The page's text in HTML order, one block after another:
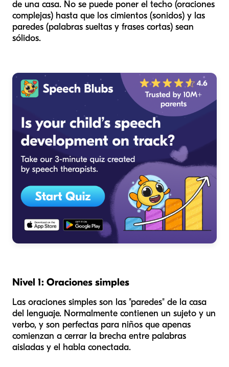
de una casa. No se puede poner el techo (oraciones
complejas) hasta que los cimientos (sonidos) y las
paredes (palabras sueltas y frases cortas) sean
sólidos.
Nivel 1: Oraciones simples
Las oraciones simples son las "paredes" de la casa
del lenguaje. Normalmente contienen un sujeto y un
verbo, y son perfectas para niños que apenas
comienzan a cerrar la brecha entre palabras
aisladas y el habla conectada.